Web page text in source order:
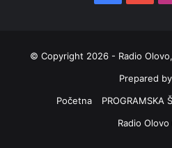
© Copyright 2026 - Radio
Prepared
Početna
PROGRAMSKA
Radio Olovo